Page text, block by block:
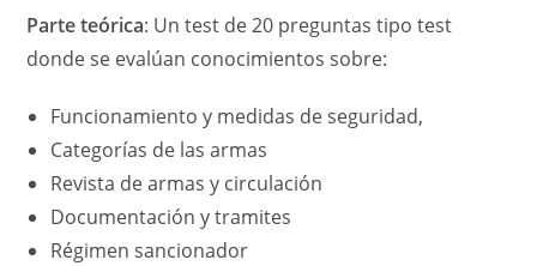
Parte teórica: Un test de 20 preguntas tipo test
donde se evalúan conocimientos sobre:
Funcionamiento y medidas de seguridad,
Categorías de las armas
Revista de armas y circulación
Documentación y tramites
Régimen sancionador